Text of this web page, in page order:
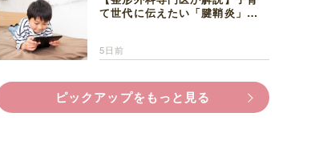
て世代に伝えたい「腱鞘炎」の
5日前
ピックアップをもっと見る